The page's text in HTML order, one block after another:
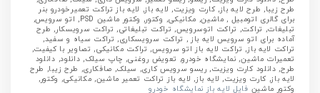
طرح زیبا, طرح لایه باز, کارت ویزیت, لایه باز, لایه باز تراکت تعمیرخودرو بنر
برای گالری اتومبیل , ماشین, مکانیکی, وکتور, وکتور ماشین PSD, اتو سرویس,
تبلیغات, تراکت, تراکت اتوسرویس, تراکت تبلیغاتی, تراکت سرویسکار, طرح
آماده برای اتو سرویس لایه باز , تراکت سرویسکاری, تراکت سیاه و سفید,
تراکت لایه باز, تراکت لایه باز اتو سرویس, تراکت مکانیکی, تصاویر با کیفیت,
تعمیرات ماشین, نمایشگاه خودرو, تعویض روغنی, چاپ سیلک, دانلود, دانلود
طرح, دانلود کارت ویزیت, ریسو سرویس کاری, سیلک, صافکاری, طرح زیبا, طرح
لایه باز, کارت ویزیت, لایه باز, لایه باز تراکت تعمیر ماشین, مکانیکی, وکتور,
وکتور ماشین فایل لایه باز نمایشگاه خودرو